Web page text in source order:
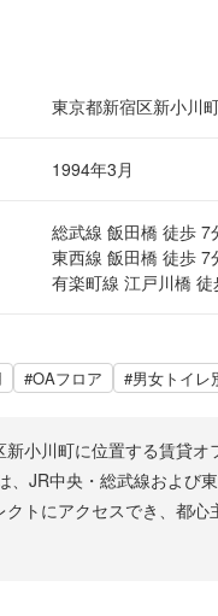
東京都新宿区新小川
1994年3月
総武線 飯田橋 徒歩 7
東西線 飯田橋 徒歩 7
有楽町線 江戸川橋
#OAフロア #男女トイレ
新小川町に位置する賃貸
。 交通アクセスは、JR中央・総
要エリアへの移動がスムーズです。 ビル
レベーターは1基設置さ